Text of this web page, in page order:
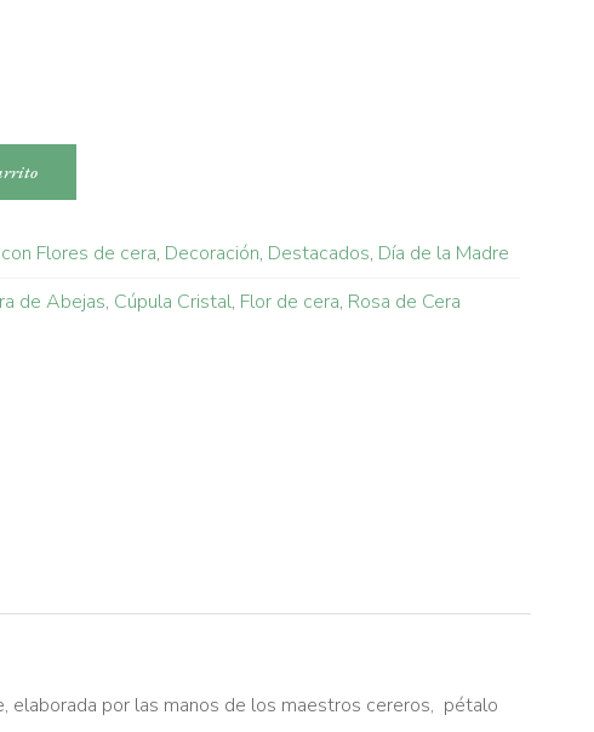
Flores de cera, Decoración, Destacados, Día de la Madre
de Abejas, Cúpula Cristal, Flor de cera, Rosa de Cera
elaborada por las manos de los maestros cereros, pétalo